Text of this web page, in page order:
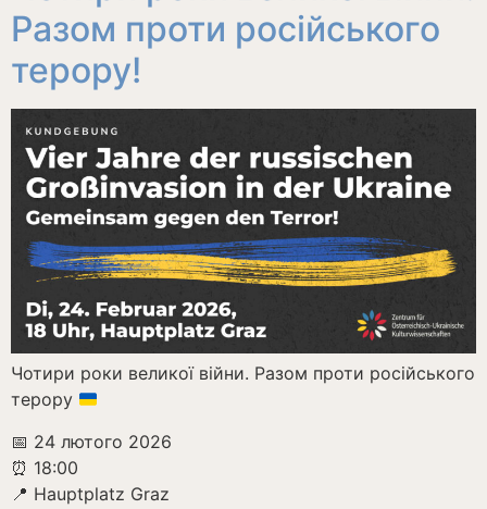
Разом проти російського
терору!
Чотири роки великої війни. Разом проти російського
терору
📅 24 лютого 2026
⏰ 18:00
📍 Hauptplatz Graz